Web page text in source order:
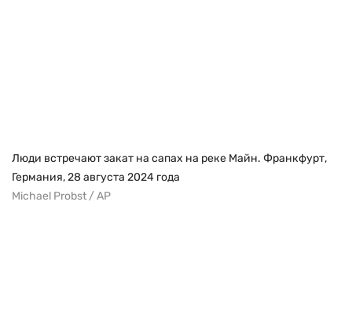
Люди встречают закат на сапах на реке Майн. Франкфурт,
Германия, 28 августа 2024 года
Michael Probst / AP